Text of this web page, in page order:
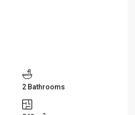
2 Bathrooms